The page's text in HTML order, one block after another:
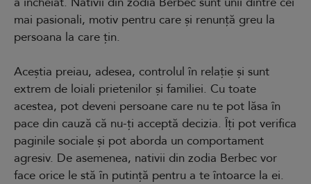
mai pasionali, motiv pentru care și renunță greu la
persoana la care țin.
Aceștia preiau, adesea, controlul în relație și sunt
extrem de loiali prietenilor și familiei. Cu toate
acestea, pot deveni persoane care nu te pot lăsa în
pace din cauză că nu-ți acceptă decizia. Îți pot verifica
paginile sociale și pot aborda un comportament
agresiv. De asemenea, nativii din zodia Berbec vor
face orice le stă în putință pentru a te întoarce la ei.